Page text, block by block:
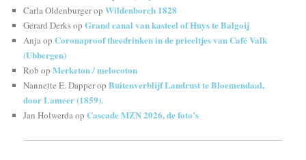
Carla OldenburgeropWildenborch 1828
Gerard DerksopGrand canal van kasteel of Huys te Balgoij
AnjaopCoronaproof theedrinken in de prieeltjes van Café Valk
(Ubbergen)
Rob opMerketon / melocoton
Nannette E. DapperopBuitenverblijf Landrust te Bloemendaal,
door Lameer (1859).
Jan HolwerdaopCascade MZN 2026, de foto’s